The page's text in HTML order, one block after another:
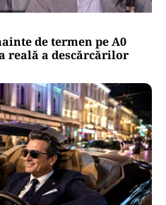
de termen pe A0
reală a descărcărilor